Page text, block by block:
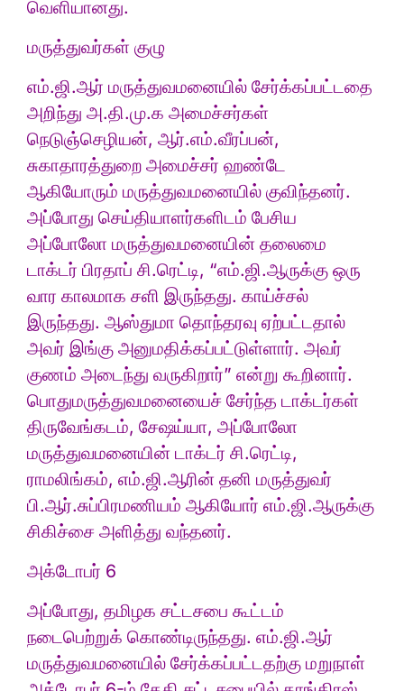
வெளியானது.
மருத்துவர்கள் குழு
எம்.ஜி.ஆர் மருத்துவமனையில் சேர்க்கப்பட்டதை
அறிந்து அ.தி.மு.க அமைச்சர்கள்
நெடுஞ்செழியன், ஆர்.எம்.வீரப்பன்,
சுகாதாரத்துறை அமைச்சர் ஹண்டே
ஆகியோரும் மருத்துவமனையில் குவிந்தனர்.
அப்போது செய்தியாளர்களிடம் பேசிய
அப்போலோ மருத்துவமனையின் தலைமை
டாக்டர் பிரதாப் சி.ரெட்டி, “எம்.ஜி.ஆருக்கு ஒரு
வார காலமாக சளி இருந்தது. காய்ச்சல்
இருந்தது. ஆஸ்துமா தொந்தரவு ஏற்பட்டதால்
அவர் இங்கு அனுமதிக்கப்பட்டுள்ளார். அவர்
குணம் அடைந்து வருகிறார்” என்று கூறினார்.
பொதுமருத்துவமனையைச் சேர்ந்த டாக்டர்கள்
திருவேங்கடம், சேஷய்யா, அப்போலோ
மருத்துவமனையின் டாக்டர் சி.ரெட்டி,
ராமலிங்கம், எம்.ஜி.ஆரின் தனி மருத்துவர்
பி.ஆர்.சுப்பிரமணியம் ஆகியோர் எம்.ஜி.ஆருக்கு
சிகிச்சை அளித்து வந்தனர்.
அக்டோபர் 6
அப்போது, தமிழக சட்டசபை கூட்டம்
நடைபெற்றுக் கொண்டிருந்தது. எம்.ஜி.ஆர்
மருத்துவமனையில் சேர்க்கப்பட்டதற்கு மறுநாள்